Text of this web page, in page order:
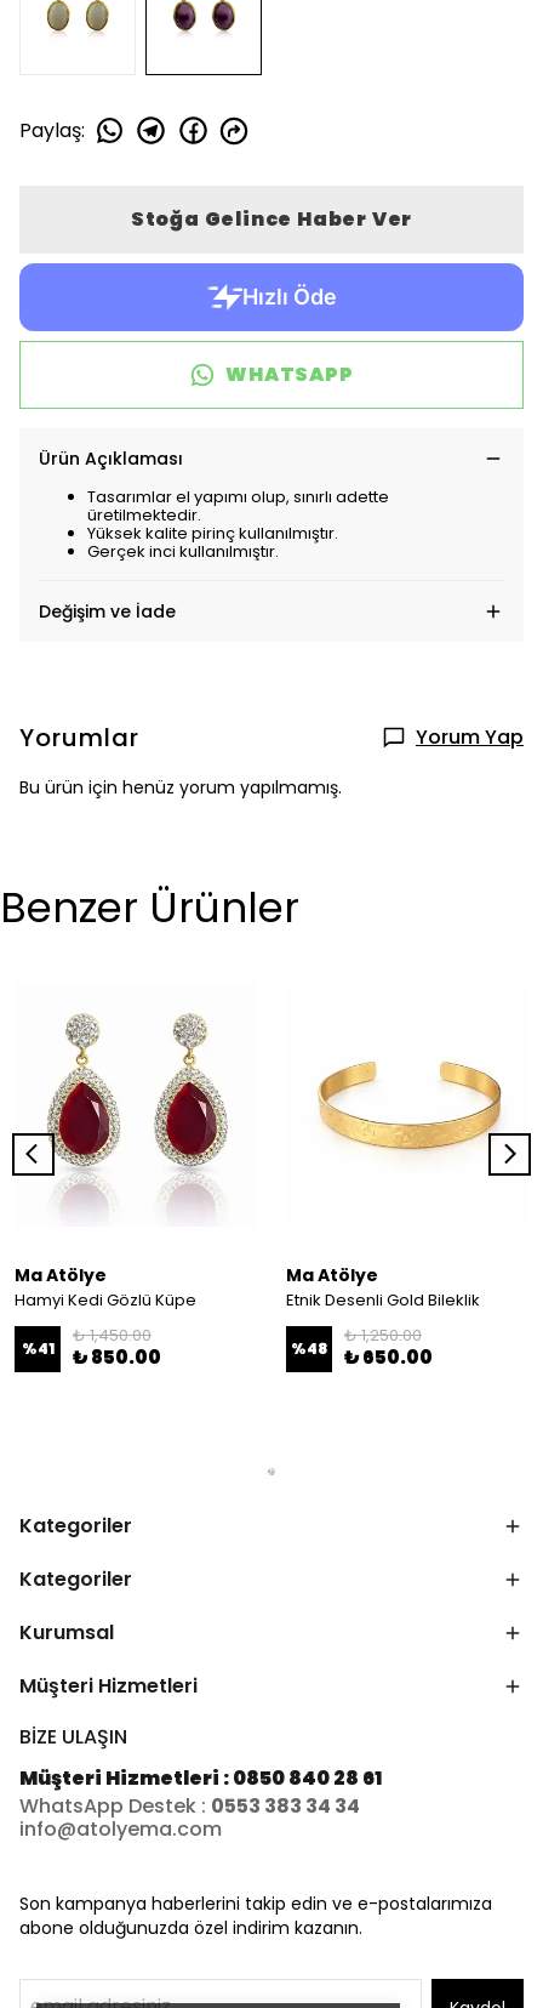
Paylaş:
Stoğa Gelince Haber Ver
WHATSAPP
Ürün Açıklaması
Tasarımlar el yapımı olup, sınırlı adette
üretilmektedir.
Yüksek kalite pirinç kullanılmıştır.
Gerçek inci kullanılmıştır.
Değişim ve İade
Yorumlar Yorum Yap
Bu ürün için henüz yorum yapılmamış.
Benzer Ürünler
Ma Atölye
Hamyi Kedi Gözlü Küpe
%41
₺ 1,450.00
₺ 850.00
Ma Atölye
Etnik Desenli Gold Bileklik
%48
₺ 1,250.00
₺ 650.00
Kategoriler
Kategoriler
Kurumsal
Müşteri Hizmetleri
BİZE ULAŞIN
Müşteri Hizmetleri : 0850 840 28 61
WhatsApp Destek : 0553 383 34 34
info@atolyema.com
Son kampanya haberlerini takip edin ve e-postalarımıza
abone olduğunuzda özel indirim kazanın.